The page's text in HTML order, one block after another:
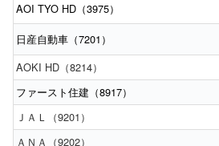
AOI TYO HD（3975）
日産自動車（7201）
AOKI HD（8214）
ファースト住建（8917）
ＪＡＬ（9201）
ＡＮＡ（9202）